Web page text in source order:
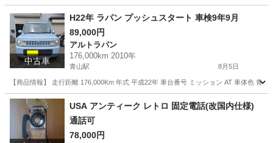
新潟 新潟市 青山駅 靴 バスケットシューズ
中古車
H22年 ラパン プッシュスタート 車検9年9月
89,000円
アルトラパン
176,000km 2010年
青山駅 8月5日
【商品情報】 走行距離 176,000Km 年式 平成22年 車台番号 ミッション AT 車体色 青
新潟 新潟市 アルトラパン 車両
USA アンティーク レトロ 固定電話(改国内仕様)
通話可
78,000円